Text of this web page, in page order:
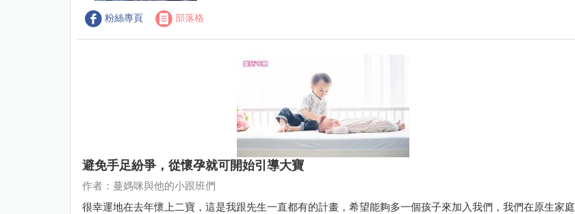
粉絲專頁 部落格
避免手足紛爭，從懷孕就可開始引導大寶
作者：蔓媽咪與他的小跟班們
很幸運地在去年懷上二寶，這是我跟先生一直都有的計畫，希望能夠多一個孩子來加入我們，我們在原生家庭